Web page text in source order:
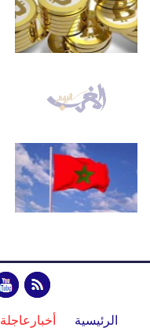
الرئيسية أخبارعاجلة